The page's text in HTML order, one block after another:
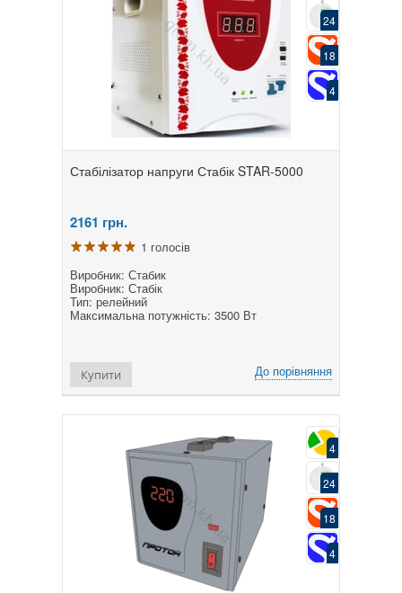
24
18
4
Стабілізатор напруги Стабік STAR-5000
2161 грн.
1 голосів
Виробник: Стабик
Виробник: Стабік
Тип: релейний
Максимальна потужність: 3500 Вт
До порівняння
Купити
4
24
18
4